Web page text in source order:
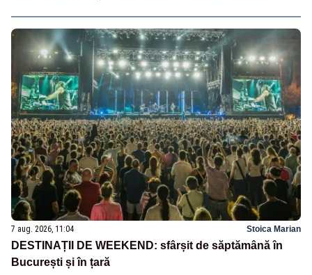
7 aug. 2026, 11:04 Stoica Marian
DESTINAȚII DE WEEKEND: sfârșit de săptămână în
București și în țară